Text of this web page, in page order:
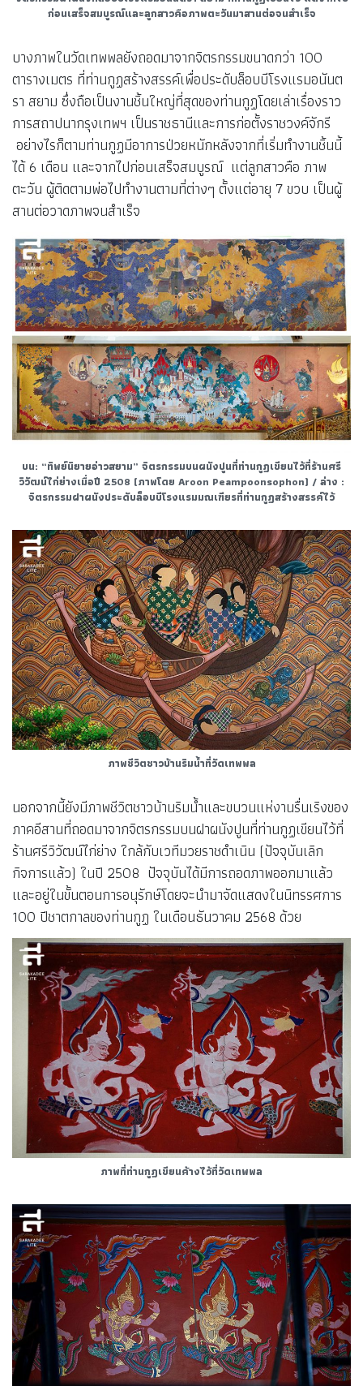
ก่อนเสร็จสมบูรณ์และลูกสาวคือภาพตะวันมาสานต่อจนสำเร็จ
บางภาพในวัดเทพพลยังถอดมาจากจิตรกรรมขนาดกว่า 100
ตารางเมตร ที่ท่านกูฏสร้างสรรค์เพื่อประดับล็อบบีโรงแรมอนันต
รา สยาม ซึ่งถือเป็นงานชิ้นใหญ่ที่สุดของท่านกูฏโดยเล่าเรื่องราว
การสถาปนากรุงเทพฯ เป็นราชธานีและการก่อตั้งราชวงค์จักรี
อย่างไรก็ตามท่านกูฏมีอาการป่วยหนักหลังจากที่เริ่มทำงานชิ้นนี้
ได้ 6 เดือน และจากไปก่อนเสร็จสมบูรณ์ แต่ลูกสาวคือ ภาพ
ตะวัน ผู้ติดตามพ่อไปทำงานตามที่ต่างๆ ตั้งแต่อายุ 7 ขวบ เป็นผู้
สานต่อวาดภาพจนสำเร็จ
บน: “ทิพย์นิยายอ่าวสยาม” จิตรกรรมบนผนังปูนที่ท่านกูฏเขียนไว้ที่ร้านศรี
วิวัฒน์ไก่ย่างเมื่อปี 2508 (ภาพโดย Aroon Peampoonsophon) / ล่าง :
จิตรกรรมฝาผนังประดับล็อบบีโรงแรมมณเฑียรที่ท่านกูฏสร้างสรรค์ไว้
ภาพชีวิตชาวบ้านริมน้ำที่วัดเทพพล
นอกจากนี้ยังมีภาพชีวิตชาวบ้านริมน้ำและขบวนแห่งานรื่นเริงของ
ภาคอีสานที่ถอดมาจากจิตรกรรมบนฝาผนังปูนที่ท่านกูฏเขียนไว้ที่
ร้านศรีวิวัฒน์ไก่ย่าง ใกล้กับเวทีมวยราชดำเนิน (ปัจจุบันเลิก
กิจการแล้ว) ในปี 2508 ปัจจุบันได้มีการถอดภาพออกมาแล้ว
และอยู่ในขั้นตอนการอนุรักษ์โดยจะนำมาจัดแสดงในนิทรรศการ
100 ปีชาตกาลของท่านกูฏ ในเดือนธันวาคม 2568 ด้วย
ภาพที่ท่านกูฏเขียนค้างไว้ที่วัดเทพพล